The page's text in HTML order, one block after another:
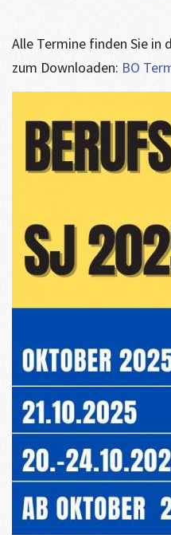
Alle Termine finden Sie in
zum Downloaden: BO